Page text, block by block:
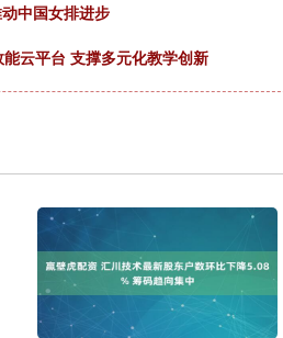
中国女排进步
云平台 支撑多元化教学创新